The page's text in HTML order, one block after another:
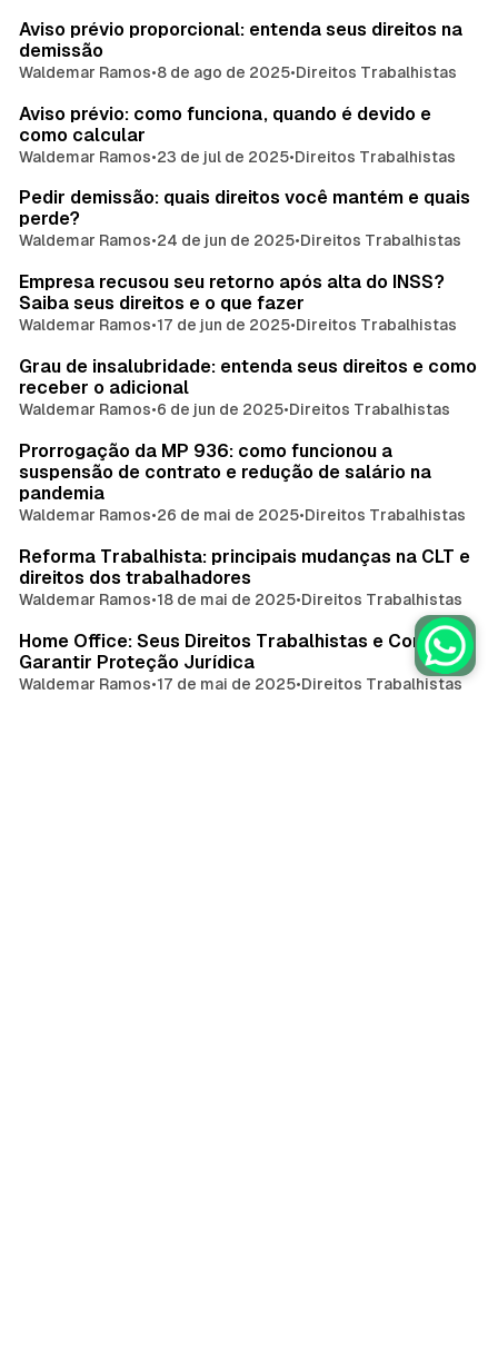
Aviso prévio proporcional: entenda seus direitos na
demissão
Waldemar Ramos•8 de ago de 2025•Direitos Trabalhistas
Aviso prévio: como funciona, quando é devido e
como calcular
Waldemar Ramos•23 de jul de 2025•Direitos Trabalhistas
Pedir demissão: quais direitos você mantém e quais
perde?
Waldemar Ramos•24 de jun de 2025•Direitos Trabalhistas
Empresa recusou seu retorno após alta do INSS?
Saiba seus direitos e o que fazer
Waldemar Ramos•17 de jun de 2025•Direitos Trabalhistas
Grau de insalubridade: entenda seus direitos e como
receber o adicional
Waldemar Ramos•6 de jun de 2025•Direitos Trabalhistas
Prorrogação da MP 936: como funcionou a
suspensão de contrato e redução de salário na
pandemia
Waldemar Ramos•26 de mai de 2025•Direitos Trabalhistas
Reforma Trabalhista: principais mudanças na CLT e
direitos dos trabalhadores
Waldemar Ramos•18 de mai de 2025•Direitos Trabalhistas
Home Office: Seus Direitos Trabalhistas e Como
Garantir Proteção Jurídica
Waldemar Ramos•17 de mai de 2025•Direitos Trabalhistas